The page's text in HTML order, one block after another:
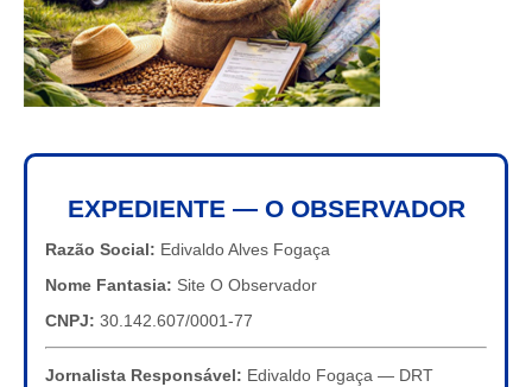
EXPEDIENTE — O OBSERVADOR
Razão Social: Edivaldo Alves Fogaça
Nome Fantasia: Site O Observador
CNPJ: 30.142.607/0001-77
Jornalista Responsável: Edivaldo Fogaça — DRT